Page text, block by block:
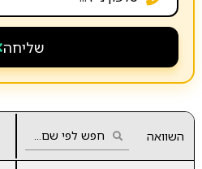
שליחה
השוואה